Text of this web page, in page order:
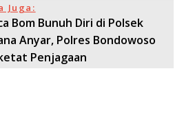
Juga:
Bom Bunuh Diri di Polsek
Anyar, Polres Bondowoso
Penjagaan